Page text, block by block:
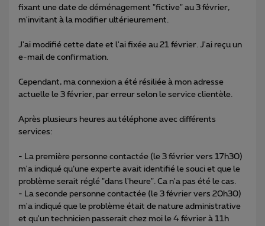
fixant une date de déménagement "fictive" au 3 février,
m'invitant à la modifier ultérieurement.
J'ai modifié cette date et l'ai fixée au 21 février. J'ai reçu un
e-mail de confirmation.
Cependant, ma connexion a été résiliée à mon adresse
actuelle le 3 février, par erreur selon le service clientèle.
Après plusieurs heures au téléphone avec différents
services:
- La première personne contactée (le 3 février vers 17h30)
m'a indiqué qu’une experte avait identifié le souci et que le
problème serait réglé "dans l'heure". Ca n'a pas été le cas.
- La seconde personne contactée (le 3 février vers 20h30)
m'a indiqué que le problème était de nature administrative
et qu'un technicien passerait chez moi le 4 février à 11h